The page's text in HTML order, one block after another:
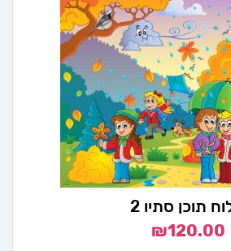
תוכן סתיו 2
₪120.00